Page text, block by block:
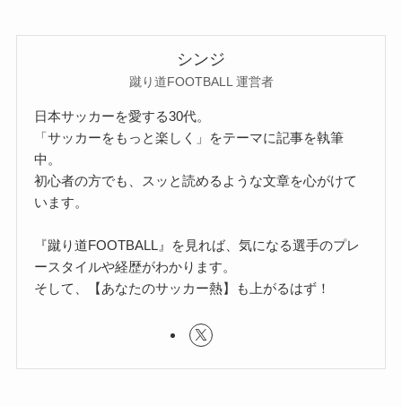
シンジ
蹴り道FOOTBALL 運営者
日本サッカーを愛する30代。
「サッカーをもっと楽しく」をテーマに記事を執筆
中。
初心者の方でも、スッと読めるような文章を心がけて
います。
『蹴り道FOOTBALL』を見れば、気になる選手のプレ
ースタイルや経歴がわかります。
そして、【あなたのサッカー熱】も上がるはず！